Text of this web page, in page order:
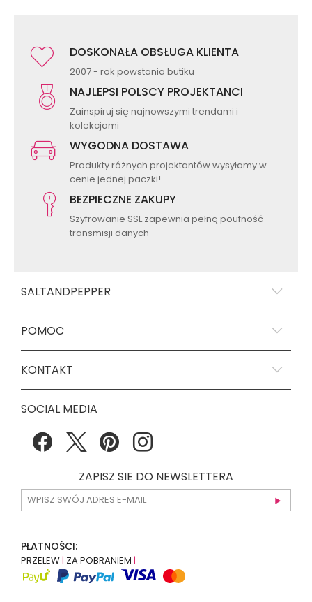
DOSKONAŁA OBSŁUGA KLIENTA
2007 - rok powstania butiku
NAJLEPSI POLSCY PROJEKTANCI
Zainspiruj się najnowszymi trendami i
kolekcjami
WYGODNA DOSTAWA
Produkty różnych projektantów wysyłamy w
cenie jednej paczki!
BEZPIECZNE ZAKUPY
Szyfrowanie SSL zapewnia pełną poufność
transmisji danych
SALTANDPEPPER
POMOC
KONTAKT
SOCIAL MEDIA
ZAPISZ SIE DO NEWSLETTERA
PŁATNOŚCI:
PRZELEW| ZA POBRANIEM |